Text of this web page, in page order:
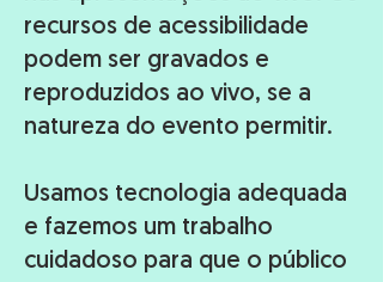
recursos de acessibilidade
podem ser gravados e
reproduzidos ao vivo, se a
natureza do evento permitir.
Usamos tecnologia adequada
e fazemos um trabalho
cuidadoso para que o público